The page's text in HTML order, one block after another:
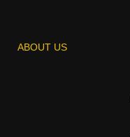
ABOUT US